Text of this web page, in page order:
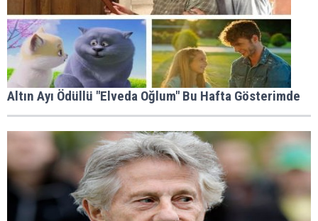
Altın Ayı Ödüllü "Elveda Oğlum" Bu Hafta Gösterimde